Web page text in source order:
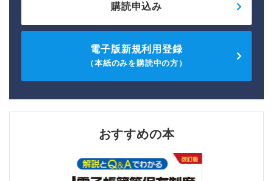
購読申込み
電子版新規利用登録
（本紙のみを購読中の方）
おすすめの本